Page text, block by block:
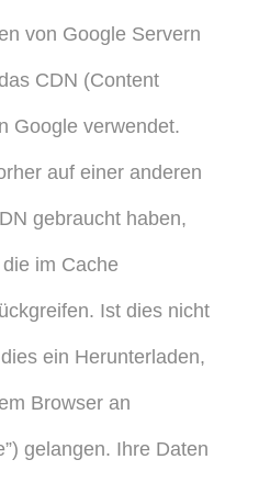
von Google Servern
CDN (Content
Google verwendet.
auf einer anderen
gebraucht haben,
im Cache
Ist dies nicht
ein Herunterladen,
Browser an
gelangen. Ihre Daten